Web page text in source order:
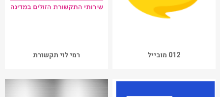
012 מובייל רמי לוי תקשורת